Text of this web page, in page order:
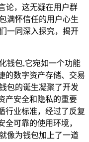
论，这无疑在用户群
满怀信任的用户心生
一同深入探究，揭开
钱包,它宛如一个功能
的数字资产存储、交易
包的诞生凝聚了开发
产安全和隐私的重要
行业标准，经过了反复
可靠的使用环境，
像为钱包加上了一道